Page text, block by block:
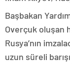
Başbakan
Overçuk oluşan
Rusya’nın
uzun süreli